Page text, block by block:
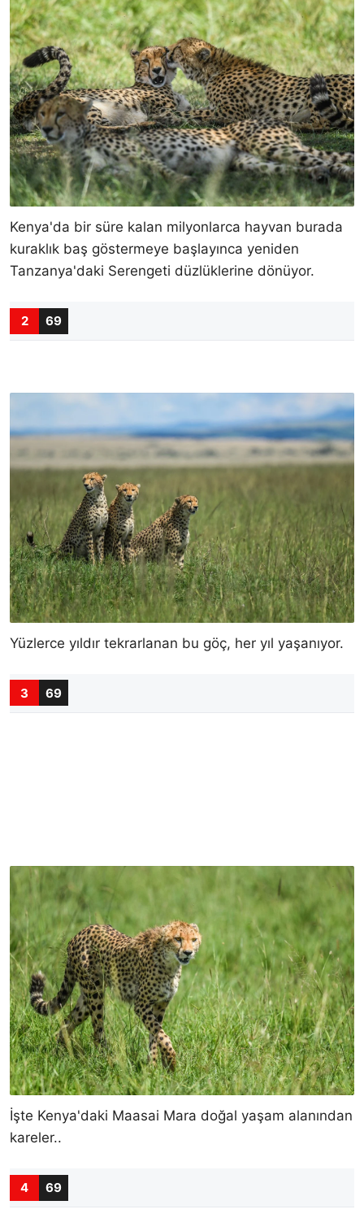
Kenya'da bir süre kalan milyonlarca hayvan burada
kuraklık baş göstermeye başlayınca yeniden
Tanzanya'daki Serengeti düzlüklerine dönüyor.
2 69
Yüzlerce yıldır tekrarlanan bu göç, her yıl yaşanıyor.
3 69
İşte Kenya'daki Maasai Mara doğal yaşam alanından
kareler..
4 69